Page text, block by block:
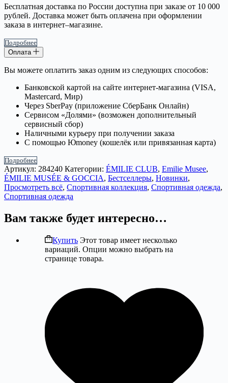
Бесплатная доставка по России доступна при заказе от 10 000
рублей. Доставка может быть оплачена при оформлении
заказа в интернет–магазине.
Подробнее
Оплата
Вы можете оплатить заказ одним из следующих способов:
Банковской картой на сайте интернет-магазина (VISA,
Mastercard, Мир)
Через SberPay (приложение СберБанк Онлайн)
Сервисом «Долями» (возможен дополнительный
сервисный сбор)
Наличными курьеру при получении заказа
С помощью Юmoney (кошелёк или привязанная карта)
Подробнее
Артикул: 284240 Категории: ÉMILIE CLUB, Emilie Musee,
ÉMILIE MUSÉE & GOCCIA, Бестселлеры, Новинки,
Просмотреть всё, Спортивная коллекция, Спортивная одежда,
Спортивная одежда
Вам также будет интересно…
Купить Этот товар имеет несколько
вариаций. Опции можно выбрать на
странице товара.